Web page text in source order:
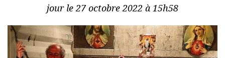
jour le 27 octobre 2022 à 15h58